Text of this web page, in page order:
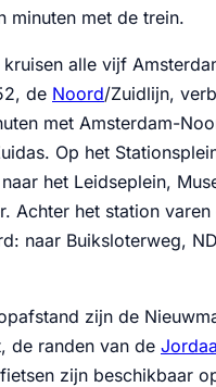
minuten met de trein.
alle vijf
de Noord/Zuidlijn,
met Amsterdam-
Op het
het Leidseplein,
Achter het station varen
naar Buiksloterweg,
zijn de
de randen van de
zijn beschikbaar